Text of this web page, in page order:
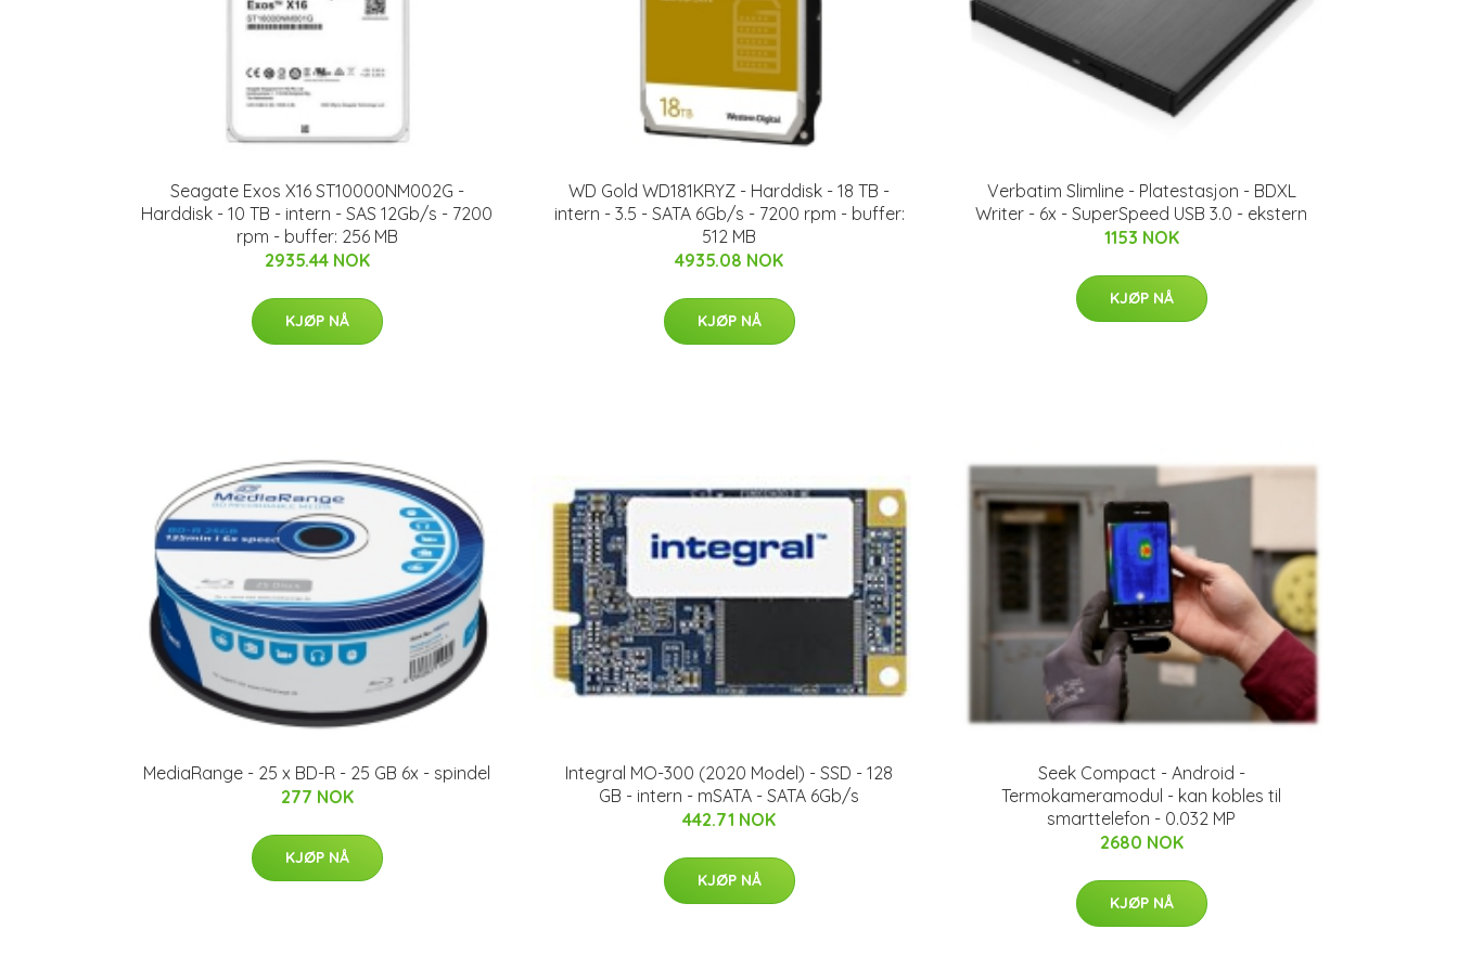
Seagate Exos X16 ST10000NM002G -
Harddisk - 10 TB - intern - SAS 12Gb/s - 7200
rpm - buffer: 256 MB
2935.44 NOK
KJØP NÅ
WD Gold WD181KRYZ - Harddisk - 18 TB -
intern - 3.5 - SATA 6Gb/s - 7200 rpm - buffer:
512 MB
4935.08 NOK
KJØP NÅ
Verbatim Slimline - Platestasjon - BDXL
Writer - 6x - SuperSpeed USB 3.0 - ekstern
1153 NOK
KJØP NÅ
MediaRange - 25 x BD-R - 25 GB 6x - spindel
277 NOK
KJØP NÅ
Integral MO-300 (2020 Model) - SSD - 128
GB - intern - mSATA - SATA 6Gb/s
442.71 NOK
KJØP NÅ
Seek Compact - Android -
Termokameramodul - kan kobles til
smarttelefon - 0.032 MP
2680 NOK
KJØP NÅ